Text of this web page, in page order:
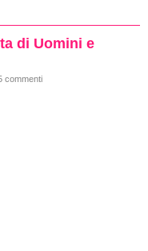
di Uomini e
commenti